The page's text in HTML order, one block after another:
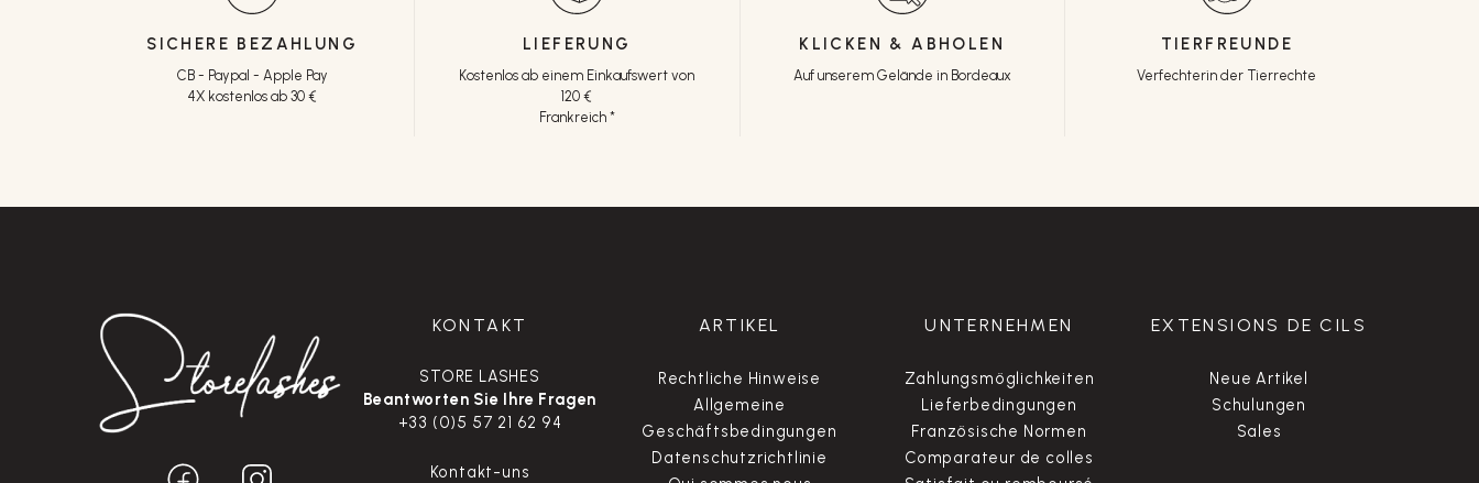
SICHERE BEZAHLUNG
CB - Paypal - Apple Pay
4X kostenlos ab 30 €
LIEFERUNG
Kostenlos ab einem Einkaufswert von
120 €
Frankreich *
KLICKEN & ABHOLEN
Auf unserem Gelände in Bordeaux
TIERFREUNDE
Verfechterin der Tierrechte
KONTAKT
STORE LASHES
Beantworten Sie Ihre Fragen
+33 (0)5 57 21 62 94
Kontakt-uns
ARTIKEL
Rechtliche Hinweise
Allgemeine
Geschäftsbedingungen
Datenschutzrichtlinie
UNTERNEHMEN
Zahlungsmöglichkeiten
Lieferbedingungen
Französische Normen
Comparateur de colles
EXTENSIONS DE CILS
Neue Artikel
Schulungen
Sales